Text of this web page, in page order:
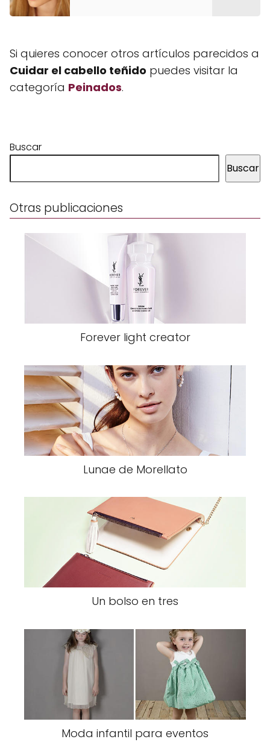
Si quieres conocer otros artículos parecidos a
Cuidar el cabello teñido puedes visitar la
categoría Peinados.
Buscar
Buscar
Otras publicaciones
Forever light creator
Lunae de Morellato
Un bolso en tres
Moda infantil para eventos